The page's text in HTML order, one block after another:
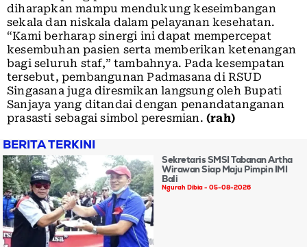
diharapkan mampu mendukung keseimbangan
sekala dan niskala dalam pelayanan kesehatan.
“Kami berharap sinergi ini dapat mempercepat
kesembuhan pasien serta memberikan ketenangan
bagi seluruh staf,” tambahnya. Pada kesempatan
tersebut, pembangunan Padmasana di RSUD
Singasana juga diresmikan langsung oleh Bupati
Sanjaya yang ditandai dengan penandatanganan
prasasti sebagai simbol peresmian. (rah)
BERITA TERKINI
Sekretaris SMSI Tabanan Artha
Wirawan Siap Maju Pimpin IMI
Bali
Ngurah Dibia 05-08-2026